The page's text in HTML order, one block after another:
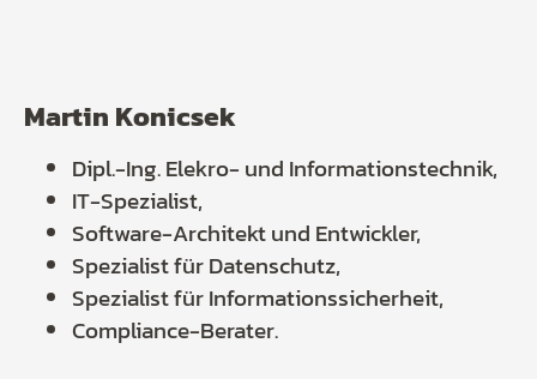
Martin Konicsek
Dipl.-Ing. Elekro- und Informationstechnik,
IT-Spezialist,
Software-Architekt und Entwickler,
Spezialist für Datenschutz,
Spezialist für Informationssicherheit,
Compliance-Berater.